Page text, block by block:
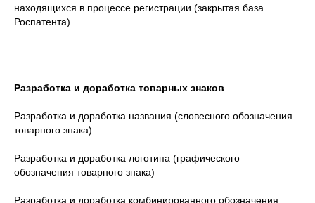
находящихся в процессе регистрации (закрытая база
Роспатента)
Разработка и доработка товарных знаков
Разработка и доработка названия (словесного обозначения
товарного знака)
Разработка и доработка логотипа (графического
обозначения товарного знака)
Разработка и доработка комбинированного обозначения